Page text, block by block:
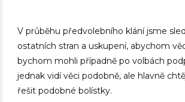
V průběhu předvolebního klání jsme
ostatních stran a uskupení, abychom
bychom mohli případně po volbách
jednak vidí věci podobně, ale hlavně
řešit podobné bolístky.